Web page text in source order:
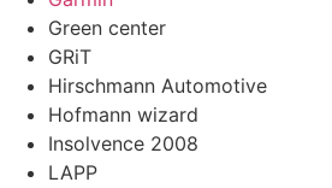
Green center
GRiT
Hirschmann Automotive
Hofmann wizard
Insolvence 2008
LAPP